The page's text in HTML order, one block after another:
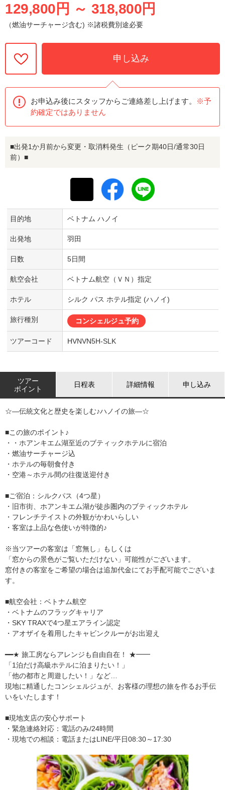
129,800円 ～ 318,800円
（燃油サーチャージ含む) ※諸税費別途必要
申し込み
お申込み後にスタッフからご連絡差し上げます。
※予
約確定ではありません
■出発1か月前から変更・取消料発生（ピーク期40日/通常30日
前）■
目的地 ベトナム ハノイ
出発地 羽田
日数 5日間
航空会社 ベトナム航空（ＶＮ）指定
ホテル シルク パス ホテル指定 (ハノイ)
旅行種別 コンシェルジュ予約
ツアーコード HVNVN5H-SLK
ツアー
ポイント
日程表 詳細情報 申し込み
☆―伝統文化と歴史を楽しむ♪ハノイの旅―☆
■この旅のポイント♪
・・ホアンキエム湖至近のブティックホテルに宿泊
・燃油サーチャージ込
・ホテルの毎朝食付き
・空港～ホテル間の往復送迎付き
■ご宿泊：シルクパス（4つ星）
・旧市街、ホアンキエム湖が徒歩圏内のブティックホテル
・フレンチテイストの外観がかわいらしい
・客室は上品な色使いが特徴的♪
※当ツアーの客室は「窓無し」もしくは
「窓からの景色がご覧いただけない」可能性がございます。
窓付きの客室をご希望の場合は追加代金にてお手配可能でございま
す。
■航空会社：ベトナム航空
・ベトナムのフラッグキャリア
・SKY TRAXで4つ星エアライン認定
・アオザイを着用したキャビンクルーがお出迎え
━━★ 旅工房ならアレンジも自由自在！ ★━━
「1泊だけ高級ホテルに泊まりたい！」
「他の都市と周遊したい！」など…
現地に精通したコンシェルジュが、お客様の理想の旅を作るお手伝
いをいたします！
■現地支店の安心サポート
・緊急連絡対応：電話のみ/24時間
・現地での相談：電話またはLINE/平日08:30～17:30